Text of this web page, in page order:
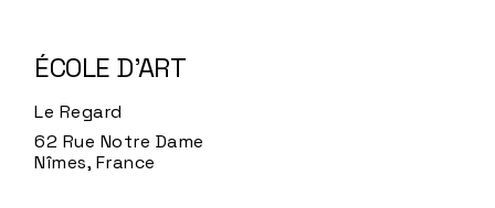
ÉCOLE D'ART
Le Regard
62 Rue Notre Dame
Nîmes, France